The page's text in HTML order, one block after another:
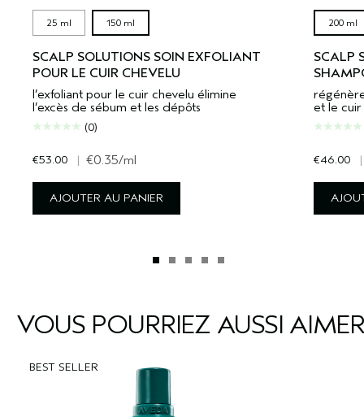
25 ml 150 ml
SCALP SOLUTIONS SOIN EXFOLIANT
POUR LE CUIR CHEVELU
l’exfoliant pour le cuir chevelu élimine
l’excès de sébum et les dépôts
(0)
€53.00 | €0.35/ml
AJOUTER AU PANIER
200 ml
SCALP
et le cuir
€46.00 |
VOUS POURRIEZ AUSSI AIMER
BEST SELLER